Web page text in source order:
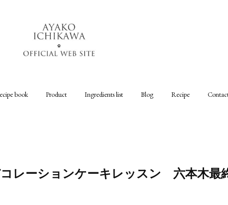
book Product Ingredients list Blog Recipe
レーションケーキレッスン 六本木最